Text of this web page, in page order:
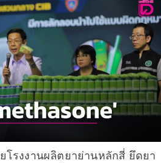
โรงงานผลิตยาย่านหลักสี่ ยึดยา